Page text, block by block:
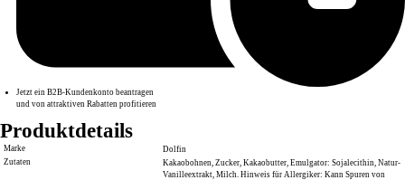
Jetzt ein B2B-Kundenkonto beantragen
und von attraktiven Rabatten profitieren
Produktdetails
Marke
Dolfin
Zutaten
Kakaobohnen, Zucker, Kakaobutter, Emulgator: Sojalecithin, Natur-
Vanilleextrakt, Milch. Hinweis für Allergiker: Kann Spuren von